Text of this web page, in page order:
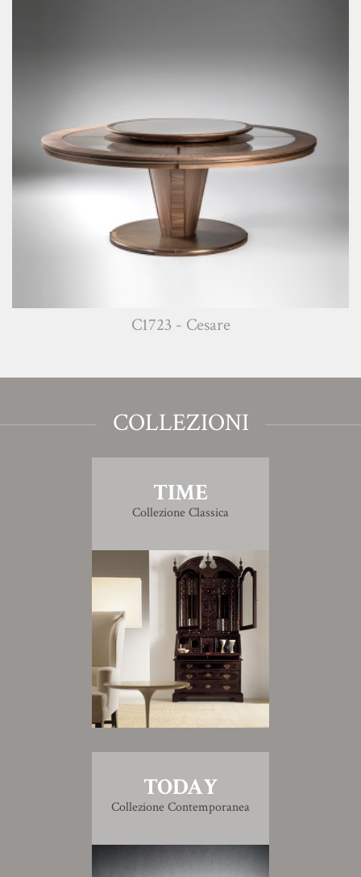
C1723 - Cesare
COLLEZIONI
TIME
Collezione Classica
TODAY
Collezione Contemporanea